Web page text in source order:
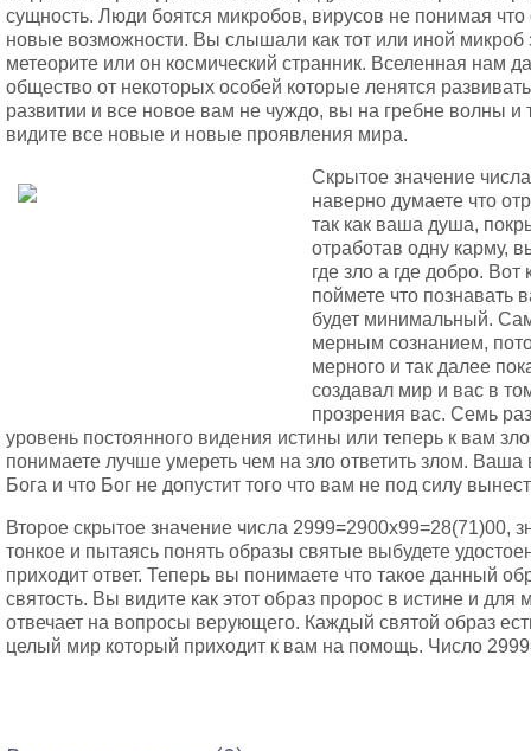
сущность. Люди боятся микробов, вирусов не понимая
новые возможности. Вы слышали как тот или иной микроб
метеорите или он космический странник. Вселенная нам
общество от некоторых особей которые ленятся
развитии и все новое вам не чуждо, вы на гребне волны
видите все новые и новые проявления мира.
Скрытое значение
наверно думаете что
так как ваша душа,
отработав одну карму,
где зло а где добро.
поймете что познавать
будет минимальный.
мерным сознанием,
мерного и так далее
создавал мир и вас в
прозрения вас. Семь
уровень постоянного видения истины или теперь к вам
понимаете лучше умереть чем на зло ответить злом. Ваша
Бога и что Бог не допустит того что вам не под силу
Второе скрытое значение числа 2999=2900х99=28(71)00,
тонкое и пытаясь понять образы святые выбудете
приходит ответ. Теперь вы понимаете что такое данный
святость. Вы видите как этот образ пророс в истине и для
отвечает на вопросы верующего. Каждый святой образ
целый мир который приходит к вам на помощь. Число